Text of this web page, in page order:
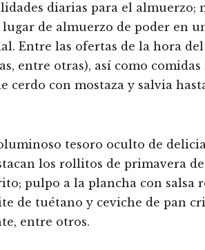
diarias para el almuerzo;
de almuerzo de poder en
Entre las ofertas de la hora del
entre otras), así como comidas
cerdo con mostaza y salvia
tesoro oculto de
los rollitos de primavera
pulpo a la plancha con salsa
de tuétano y ceviche de pan
entre otros.